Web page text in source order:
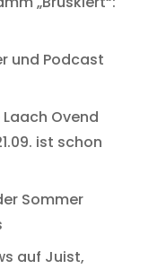
und Podcast
Ovend
ist schon
Sommer
auf Juist,